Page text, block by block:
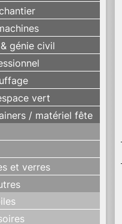
génie civil
vert
/ matériel fête
et verres